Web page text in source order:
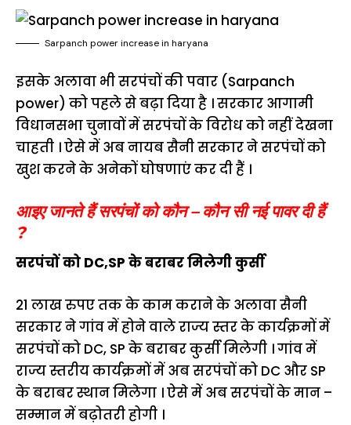
Sarpanch power increase in haryana
इसके अलावा भी सरपंचों की पवार (Sarpanch
power) को पहले से बढ़ा दिया है । सरकार आगामी
विधानसभा चुनावों में सरपंचों के विरोध को नहीं देखना
चाहती । ऐसे में अब नायब सैनी सरकार ने सरपंचों को
खुश करने के अनेकों घोषणाएं कर दी हैं ।
आइए जानते हैं सरपंचों को कौन – कौन सी नई पावर दी हैं
?
सरपंचों को DC,SP के बराबर मिलेगी कुर्सी
21 लाख रुपए तक के काम कराने के अलावा सैनी
सरकार ने गांव में होने वाले राज्य स्तर के कार्यक्रमों में
सरपंचों को DC, SP के बराबर कुर्सी मिलेगी । गांव में
राज्य स्तरीय कार्यक्रमों में अब सरपंचों को DC और SP
के बराबर स्थान मिलेगा । ऐसे में अब सरपंचों के मान –
सम्मान में बढ़ोतरी होगी ।